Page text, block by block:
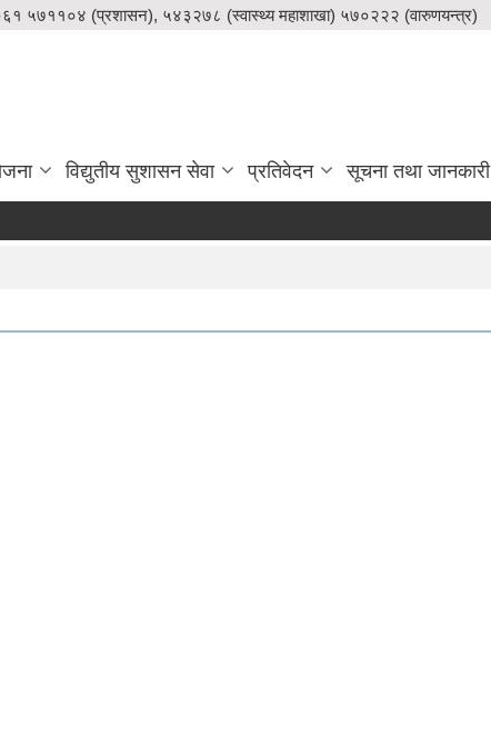
५७११०४ (प्रशासन), ५४३२७८ (स्वास्थ्य महाशाखा) ५७०२२२ (वारुणयन्त्र)
विद्युतीय सुशासन सेवा प्रतिवेदन सूचना तथा जानकारी